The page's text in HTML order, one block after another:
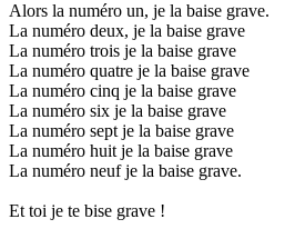
Alors la numéro un, je la baise grave.
La numéro deux, je la baise grave
La numéro trois je la baise grave
La numéro quatre je la baise grave
La numéro cinq je la baise grave
La numéro six je la baise grave
La numéro sept je la baise grave
La numéro huit je la baise grave
La numéro neuf je la baise grave.
Et toi je te bise grave !